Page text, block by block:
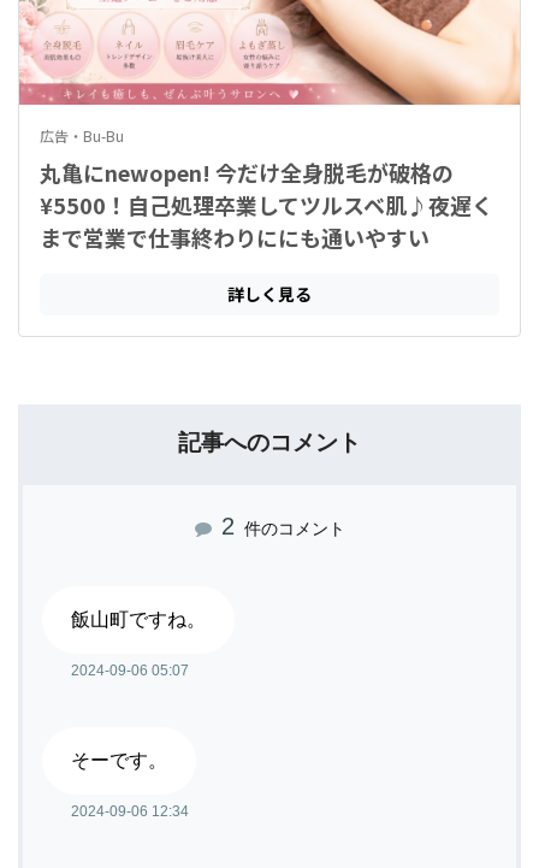
記事へのコメント
2 件のコメント
飯山町ですね。
2024-09-06 05:07
そーです。
2024-09-06 12:34